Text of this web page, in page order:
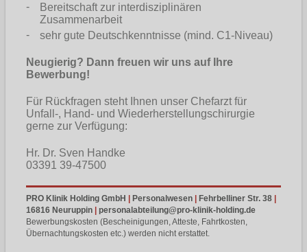
Bereitschaft zur interdisziplinären
Zusammenarbeit
sehr gute Deutschkenntnisse (mind. C1-Niveau)
Neugierig? Dann freuen wir uns auf Ihre
Bewerbung!
Für Rückfragen steht Ihnen unser Chefarzt für
Unfall-, Hand- und Wiederherstellungschirurgie
gerne zur Verfügung:
Hr. Dr. Sven Handke
03391 39-47500
PRO Klinik Holding GmbH | Personalwesen | Fehrbelliner Str. 38 |
16816 Neuruppin | personalabteilung@pro-klinik-holding.de
Bewerbungskosten (Bescheinigungen, Atteste, Fahrtkosten,
Übernachtungskosten etc.) werden nicht erstattet.